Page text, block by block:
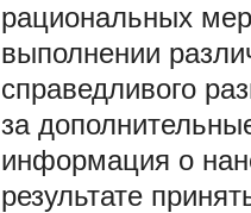
рациональных
выполнении
справедливого
за
информация о
результате